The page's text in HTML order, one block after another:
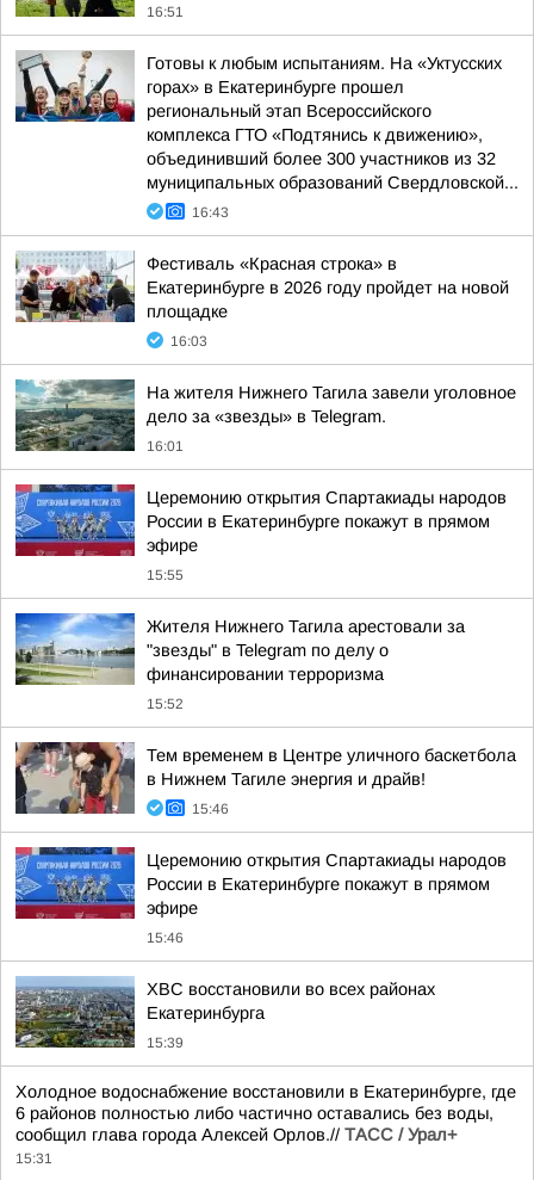
16:51
Готовы к любым испытаниям. На «Уктусских
горах» в Екатеринбурге прошел
региональный этап Всероссийского
комплекса ГТО «Подтянись к движению»,
объединивший более 300 участников из 32
муниципальных образований Свердловской...
16:43
Фестиваль «Красная строка» в
Екатеринбурге в 2026 году пройдет на новой
площадке
16:03
На жителя Нижнего Тагила завели уголовное
дело за «звезды» в Telegram.
16:01
Церемонию открытия Спартакиады народов
России в Екатеринбурге покажут в прямом
эфире
15:55
Жителя Нижнего Тагила арестовали за
"звезды" в Telegram по делу о
финансировании терроризма
15:52
Тем временем в Центре уличного баскетбола
в Нижнем Тагиле энергия и драйв!
15:46
Церемонию открытия Спартакиады народов
России в Екатеринбурге покажут в прямом
эфире
15:46
ХВС восстановили во всех районах
Екатеринбурга
15:39
Холодное водоснабжение восстановили в Екатеринбурге, где
6 районов полностью либо частично оставались без воды,
сообщил глава города Алексей Орлов.// ТАСС / Урал+
15:31